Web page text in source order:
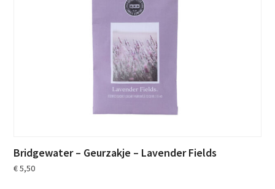
Bridgewater – Geurzakje – Lavender Fields
€5,50